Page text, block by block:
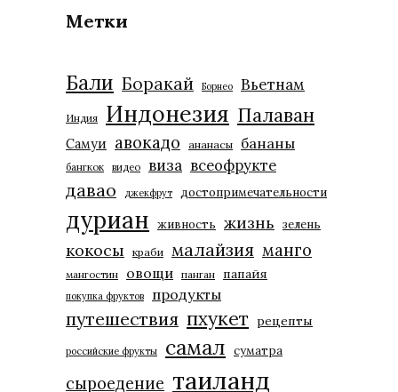
Метки
Бали Боракай Борнео Вьетнам
Индия Индонезия Палаван
Самуи авокадо ананасы бананы
бангкок видео виза всеофрукте
давао джекфрут достопримечательности
дуриан живность жизнь зелень
кокосы краби малайзия манго
мангостин овощи панган папайя
покупка фруктов продукты
путешествия пхукет рецепты
российские фрукты самал суматра
сыроедение таиланд